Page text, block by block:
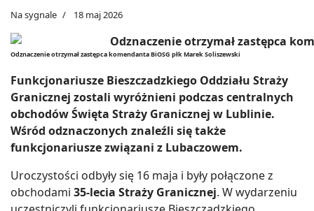
Na sygnale 18 maj 2026
Odznaczenie otrzymał zastępca komendanta BiOSG płk Marek Soliszewski
Funkcjonariusze Bieszczadzkiego Oddziału Straży
Granicznej zostali wyróżnieni podczas centralnych
obchodów Święta Straży Granicznej w Lublinie.
Wśród odznaczonych znaleźli się także
funkcjonariusze związani z Lubaczowem.
Uroczystości odbyły się 16 maja i były połączone z
obchodami 35-lecia Straży Granicznej. W wydarzeniu